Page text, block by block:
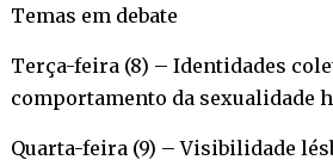
Temas em debate
Terça-feira (8) – Identidades
comportamento da sexualidade
Quarta-feira (9) – Visibilidade